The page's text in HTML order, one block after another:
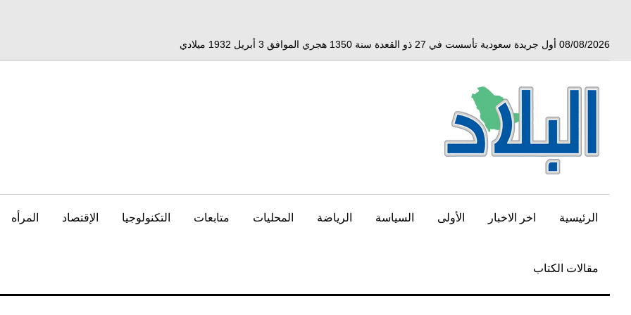
08/08/2026 أول جريدة سعودية تأسست في 27 ذو القعدة سنة 1350 هجري الموافق 3 أبريل 1932 ميلادي
الرئيسية اخر الاخبار الأولى السياسة الرياضة المحليات متابعات التكنولوجيا الإقتصاد المرأه
مقالات الكتاب